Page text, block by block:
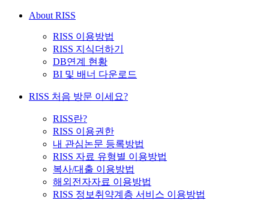
About RISS
RISS 이용방법
RISS 지식더하기
DB연계 현황
BI 및 배너 다운로드
RISS 처음 방문 이세요?
RISS란?
RISS 이용권한
내 관심논문 등록방법
RISS 자료 유형별 이용방법
복사/대출 이용방법
해외전자자료 이용방법
RISS 정보취약계층 서비스 이용방법